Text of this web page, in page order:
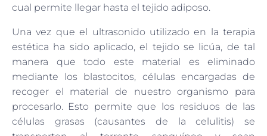
cual permite llegar hasta el tejido adiposo.
Una vez que el ultrasonido utilizado en la terapia
estética ha sido aplicado, el tejido se licúa, de tal
manera que todo este material es eliminado
mediante los blastocitos, células encargadas de
recoger el material de nuestro organismo para
procesarlo. Esto permite que los residuos de las
células grasas (causantes de la celulitis) se